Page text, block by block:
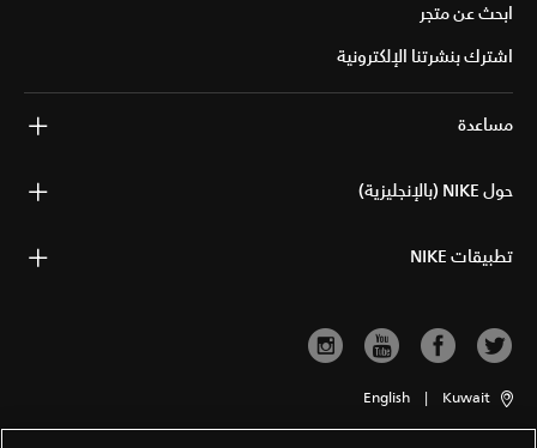
ابحث عن متجر
اشترك بنشرتنا الإلكترونية
مساعدة
حول NIKE (بالإنجليزية)
تطبيقات NIKE
Kuwait
|
English